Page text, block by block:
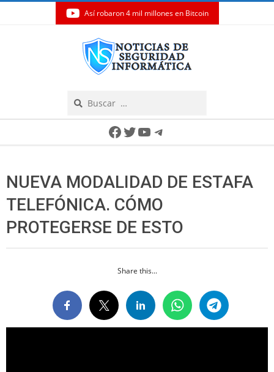
Así robaron 4 mil millones en Bitcoin
Facebook
Twitter
YouTube
Telegram
NUEVA MODALIDAD DE ESTAFA
TELEFÓNICA. CÓMO
PROTEGERSE DE ESTO
Share this...